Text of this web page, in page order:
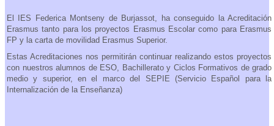
El IES Federica Montseny de Burjassot, ha conseguido la Acreditación
Erasmus tanto para los proyectos Erasmus Escolar como para Erasmus
FP y la carta de movilidad Erasmus Superior.
Estas Acreditaciones nos permitirán continuar realizando estos proyectos
con nuestros alumnos de ESO, Bachillerato y Ciclos Formativos de grado
medio y superior, en el marco del SEPIE (Servicio Español para la
Internalización de la Enseñanza)